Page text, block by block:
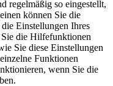
regelmäßig so eingestellt,
können Sie die
Einstellungen Ihres
die Hilfefunktionen
Sie diese Einstellungen
Funktionen
wenn Sie die